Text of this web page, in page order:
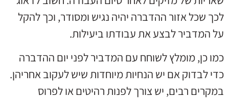
לכך שכל אזור ההדברה יהיה נגיש ומסודר, וכך להקל
על המדביר לבצע את עבודתו ביעילות.
כמו כן, מומלץ לשוחח עם המדביר לפני יום ההדברה
כדי לבדוק אם יש הנחיות מיוחדות שיש לעקוב אחריהן.
במקרים רבים, יש צורך לפנות רהיטים או לפרוס